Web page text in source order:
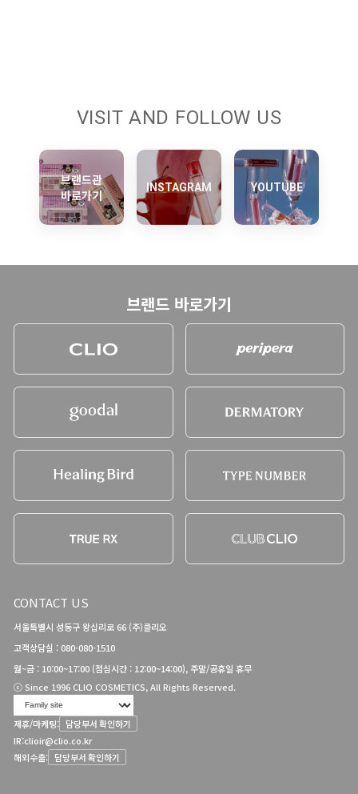
VISIT AND FOLLOW US
브랜드관
바로가기
INSTAGRAM YOUTUBE
브랜드 바로가기
CONTACT US
서울특별시 성동구 왕십리로 66 (주)클리오
고객상담실 : 080-080-1510
월~금 : 10:00~17:00 (점심시간 : 12:00~14:00), 주말/공휴일 휴무
ⓒ Since 1996 CLIO COSMETICS, All Rights Reserved.
제휴/마케팅: 담당부서 확인하기
IR:clioir@clio.co.kr
해외수출: 담당부서 확인하기